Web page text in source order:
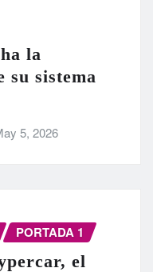
la
su sistema
5, 2026
PORTADA 1
el